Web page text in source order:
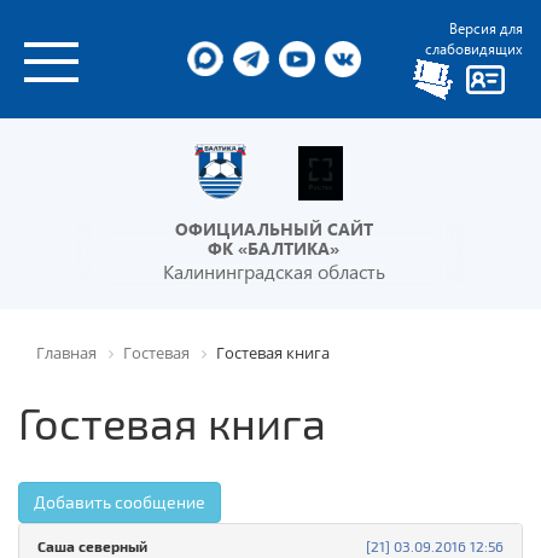
Версия для
слабовидящих
ОФИЦИАЛЬНЫЙ САЙТ
ФК «БАЛТИКА»
Калининградская область
Главная Гостевая Гостевая книга
Гостевая книга
Добавить сообщение
[21] 03.09.2016 12:56
Саша северный